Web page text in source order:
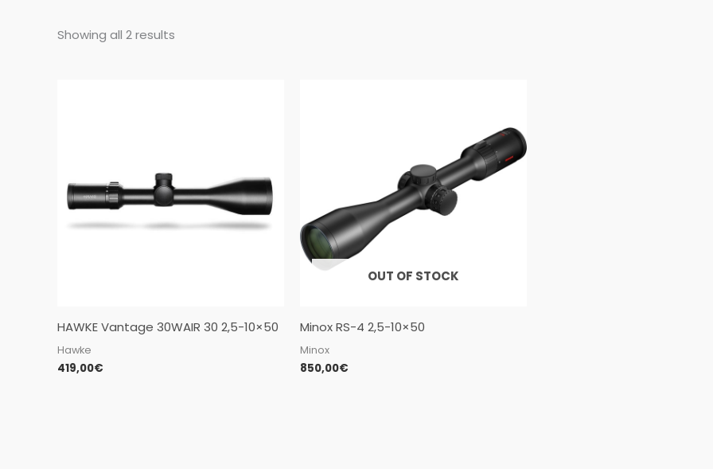
Showing all 2 results
HAWKE Vantage 30WAIR 30 2,5-10×50
Hawke
419,00€
OUT OF STOCK
Minox RS-4 2,5-10×50
Minox
850,00€